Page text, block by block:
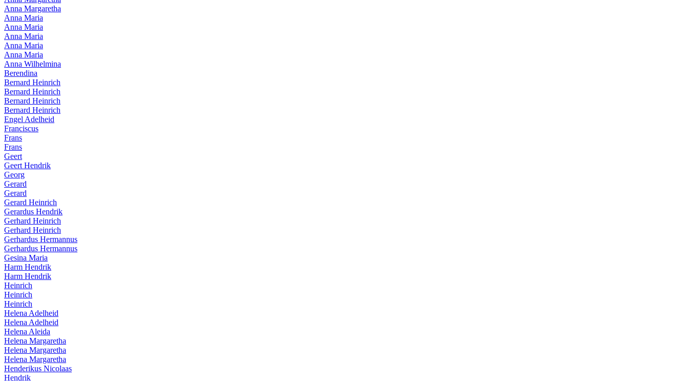
Anna Margaretha
Anna Maria
Anna Maria
Anna Maria
Anna Maria
Anna Maria
Anna Wilhelmina
Berendina
Bernard Heinrich
Bernard Heinrich
Bernard Heinrich
Bernard Heinrich
Engel Adelheid
Franciscus
Frans
Frans
Geert
Geert Hendrik
Georg
Gerard
Gerard
Gerard Heinrich
Gerardus Hendrik
Gerhard Heinrich
Gerhard Heinrich
Gerhardus Hermannus
Gerhardus Hermannus
Gesina Maria
Harm Hendrik
Harm Hendrik
Heinrich
Heinrich
Heinrich
Helena Adelheid
Helena Adelheid
Helena Aleida
Helena Margaretha
Helena Margaretha
Helena Margaretha
Henderikus Nicolaas
Hendrik